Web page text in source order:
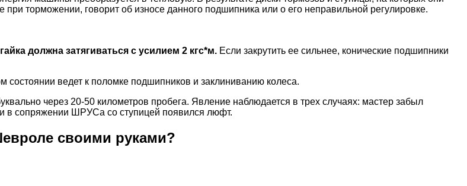
торможении, говорит об износе данного подшипника или о его неправильной регулировке.
должна затягиваться с усилием 2 кгc*м. Если закрутить ее сильнее, конические подшипники
ведет к поломке подшипников и заклиниванию колеса.
через 20-50 километров пробега. Явление наблюдается в трех случаях: мастер забыл
в сопряжении ШРУСа со ступицей появился люфт.
своими руками?